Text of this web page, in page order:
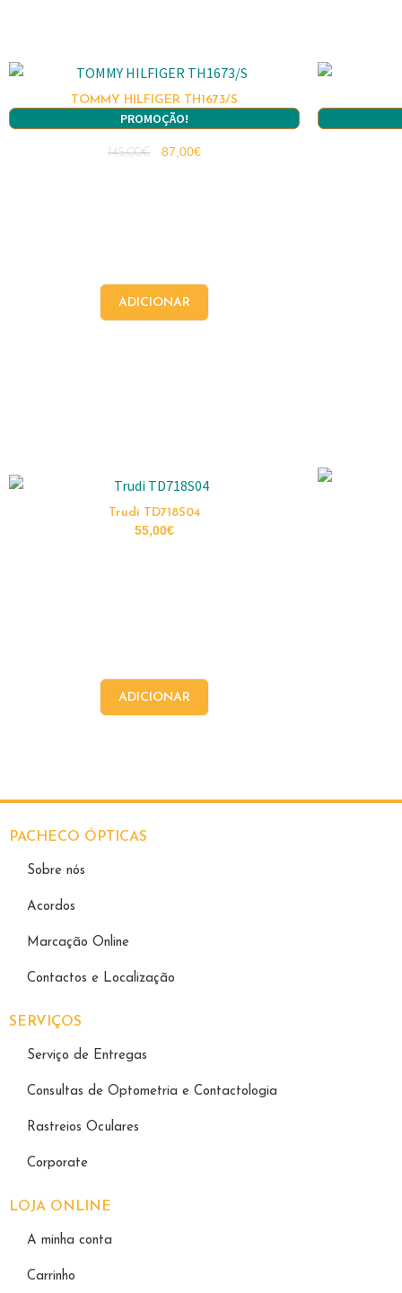
TOMMY HILFIGER TH1673/S
PROMOÇÃO!
145,00€ 87,00€
ADICIONAR
Trudi TD718S04
55,00€
ADICIONAR
PACHECO ÓPTICAS
Sobre nós
Acordos
Marcação Online
Contactos e Localização
SERVIÇOS
Serviço de Entregas
Consultas de Optometria e Contactologia​
Rastreios Oculares
Corporate
LOJA ONLINE
A minha conta
Carrinho